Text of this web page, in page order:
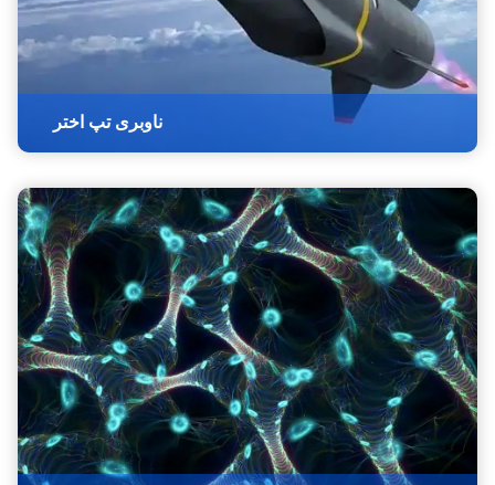
ناوبری تپ اختر